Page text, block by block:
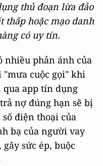
thủ đoạn lừa đảo
thấp hoặc mạo danh
có uy tín.
nhiều phản ánh của
cuộc gọi" khi
app tín dụng
nợ đúng hạn sẽ bị
điện thoại của
bạ của người vay
sức ép, buộc